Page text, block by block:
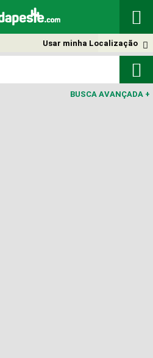


Usar minha Localização

BUSCA AVANÇADA +